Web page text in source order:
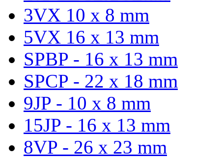
3VX 10 x 8 mm
5VX 16 x 13 mm
SPBP - 16 x 13 mm
SPCP - 22 x 18 mm
9JP - 10 x 8 mm
15JP - 16 x 13 mm
8VP - 26 x 23 mm